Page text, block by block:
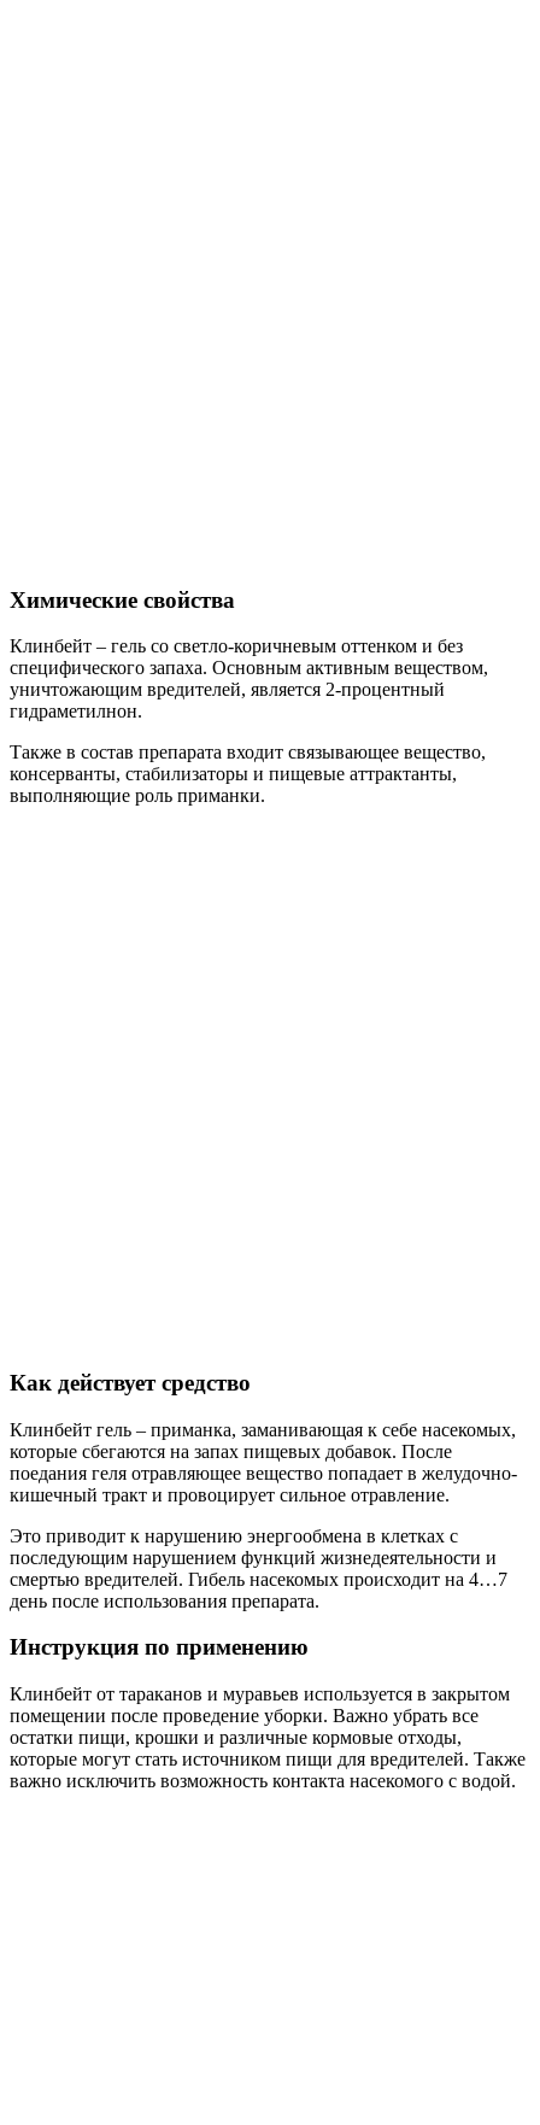
Химические свойства
Клинбейт – гель со светло-коричневым оттенком и без
специфического запаха. Основным активным веществом,
уничтожающим вредителей, является 2-процентный
гидраметилнон.
Также в состав препарата входит связывающее вещество,
консерванты, стабилизаторы и пищевые аттрактанты,
выполняющие роль приманки.
Как действует средство
Клинбейт гель – приманка, заманивающая к себе насекомых,
которые сбегаются на запах пищевых добавок. После
поедания геля отравляющее вещество попадает в желудочно-
кишечный тракт и провоцирует сильное отравление.
Это приводит к нарушению энергообмена в клетках с
последующим нарушением функций жизнедеятельности и
смертью вредителей. Гибель насекомых происходит на 4…7
день после использования препарата.
Инструкция по применению
Клинбейт от тараканов и муравьев используется в закрытом
помещении после проведение уборки. Важно убрать все
остатки пищи, крошки и различные кормовые отходы,
которые могут стать источником пищи для вредителей. Также
важно исключить возможность контакта насекомого с водой.